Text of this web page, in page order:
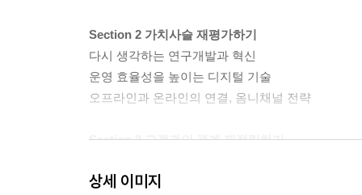
Section 2 가치사슬 재평가하기
다시 생각하는 연구개발과 혁신
운영 효율성을 높이는 디지털 기술
오프라인과 온라인의 연결, 옴니채널 전략
Section 3 고객과의 관계 재정립하기
고객의 참여를 유도하는 가장 근본적인 방안
상세 이미지